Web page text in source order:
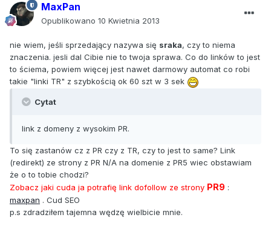
MaxPan
Opublikowano 10 Kwietnia 2013
nie wiem, jeśli sprzedający nazywa się sraka, czy to niema
znaczenia. jesli dal Cibie nie to twoja sprawa. Co do linków to jest
to ściema, powiem więcej jest nawet darmowy automat co robi
takie "linki TR" z szybkością ok 60 szt w 3 sek
Cytat
link z domeny z wysokim PR.
To się zastanów cz z PR czy z TR, czy to jest to same? Link
(redirekt) ze strony z PR N/A na domenie z PR5 wiec obstawiam
że o to tobie chodzi?
Zobacz jaki cuda ja potrafię link dofollow ze strony PR9 :
maxpan . Cud SEO
p.s zdradziłem tajemna wędzę wielbicie mnie.